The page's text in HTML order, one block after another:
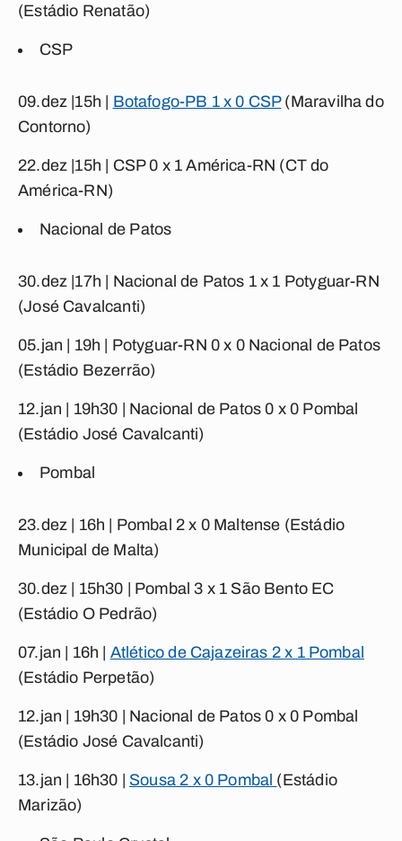
(Estádio Renatão)
CSP
09.dez |15h | Botafogo-PB 1 x 0 CSP(Maravilha do
Contorno)
22.dez |15h | CSP 0 x 1 América-RN (CT do
América-RN)
Nacional de Patos
30.dez |17h | Nacional de Patos 1 x 1 Potyguar-RN
(José Cavalcanti)
05.jan | 19h | Potyguar-RN 0 x 0 Nacional de Patos
(Estádio Bezerrão)
12.jan | 19h30 | Nacional de Patos 0 x 0 Pombal
(Estádio José Cavalcanti)
Pombal
23.dez | 16h | Pombal 2 x 0 Maltense (Estádio
Municipal de Malta)
30.dez | 15h30 | Pombal 3 x 1 São Bento EC
(Estádio O Pedrão)
07.jan | 16h | Atlético de Cajazeiras 2 x 1 Pombal
(Estádio Perpetão)
12.jan | 19h30 | Nacional de Patos 0 x 0 Pombal
(Estádio José Cavalcanti)
13.jan | 16h30 | Sousa 2 x 0 Pombal (Estádio
Marizão)